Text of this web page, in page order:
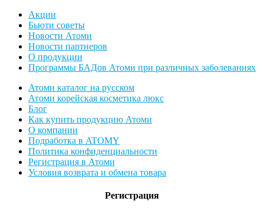
Акции
Бьюти советы
Новости Атоми
Новости партнеров
О продукции
Программы БАДов Атоми при различных заболеваниях
Атоми каталог на русском
Атоми корейская косметика люкс
Блог
Как купить продукцию Атоми
О компании
Подработка в ATOMY
Политика конфиденциальности
Регистрация в Атоми
Условия возврата и обмена товара
Регистрация